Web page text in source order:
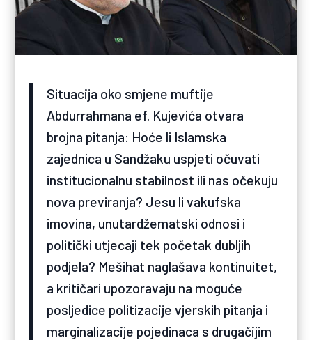
Situacija oko smjene muftije
Abdurrahmana ef. Kujevića otvara
brojna pitanja: Hoće li Islamska
zajednica u Sandžaku uspjeti očuvati
institucionalnu stabilnost ili nas očekuju
nova previranja? Jesu li vakufska
imovina, unutardžematski odnosi i
politički utjecaji tek početak dubljih
podjela? Mešihat naglašava kontinuitet,
a kritičari upozoravaju na moguće
posljedice politizacije vjerskih pitanja i
marginalizacije pojedinaca s drugačijim